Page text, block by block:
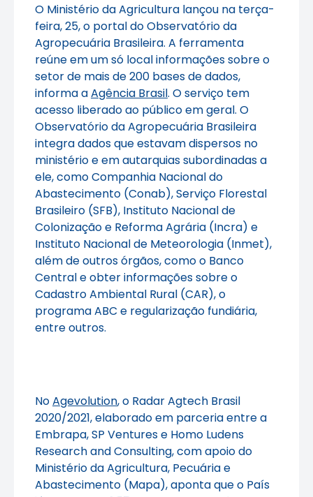
O Ministério da Agricultura lançou na terça-
feira, 25, o portal do Observatório da
Agropecuária Brasileira. A ferramenta
reúne em um só local informações sobre o
setor de mais de 200 bases de dados,
informa aAgência Brasil. O serviço tem
acesso liberado ao público em geral. O
Observatório da Agropecuária Brasileira
integra dados que estavam dispersos no
ministério e em autarquias subordinadas a
ele, como Companhia Nacional do
Abastecimento (Conab), Serviço Florestal
Brasileiro (SFB), Instituto Nacional de
Colonização e Reforma Agrária (Incra) e
Instituto Nacional de Meteorologia (Inmet),
além de outros órgãos, como o Banco
Central e obter informações sobre o
Cadastro Ambiental Rural (CAR), o
programa ABC e regularização fundiária,
entre outros.
NoAgevolution, o Radar Agtech Brasil
2020/2021, elaborado em parceria entre a
Embrapa, SP Ventures e Homo Ludens
Research and Consulting, com apoio do
Ministério da Agricultura, Pecuária e
Abastecimento (Mapa), aponta que o País